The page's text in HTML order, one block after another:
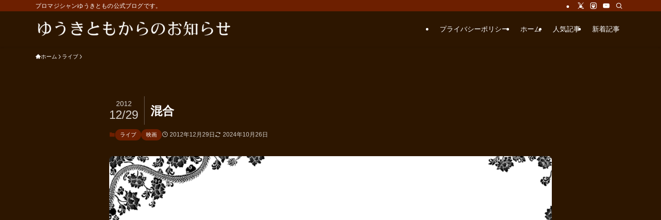
プロマジシャンゆうきともの公式ブログです。
プライバシーポリシー ホーム 人気記事 新着記事
ホーム ライブ
混合
2012
12/29
ライブ 映画 2012年12月29日 2024年10月26日